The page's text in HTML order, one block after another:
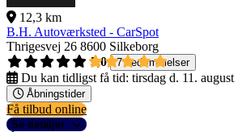
12,3 km
B.H. Autoværksted - CarSpot
Thrigesvej 26 8600 Silkeborg
5,0
7 bedømmelser
Du kan tidligst få tid: tirsdag d. 11. august
Åbningstider
Få tilbud online
Se detaljer